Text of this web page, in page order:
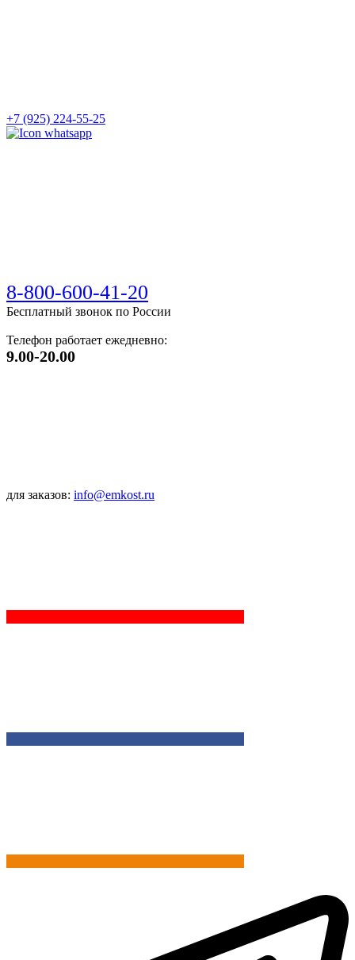
+7 (925) 224-55-25
8-800-600-41-20
Бесплатный звонок по России
Телефон работает ежедневно:
9.00-20.00
для заказов: info@emkost.ru